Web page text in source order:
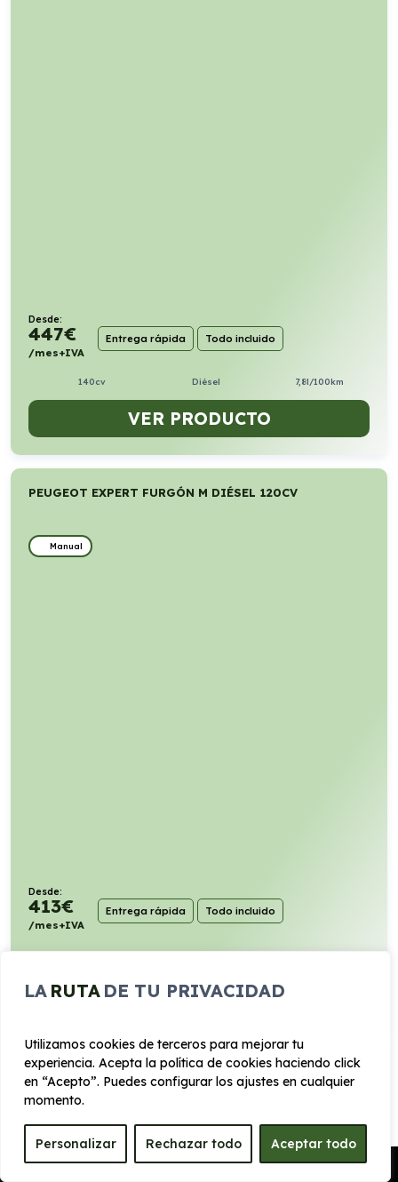
LA RUTA DE TU PRIVACIDAD
Utilizamos cookies de terceros para mejorar tu
experiencia. Acepta la política de cookies haciendo click
en “Acepto”. Puedes configurar los ajustes en cualquier
momento.
Personalizar Rechazar todo Aceptar todo
Desde:
447€
/mes+IVA
Entrega rápida Todo incluido
140cv Diésel 7,8l/100km
VER PRODUCTO
PEUGEOT EXPERT FURGÓN M DIÉSEL 120CV
Manual
Desde:
413€
/mes+IVA
Entrega rápida Todo incluido
120cv Diésel 6,6l/100km
VER PRODUCTO
PEUGEOT EXPERT FURGÓN STANDARD
BLUEHDI S&S
Pedir Presupuesto